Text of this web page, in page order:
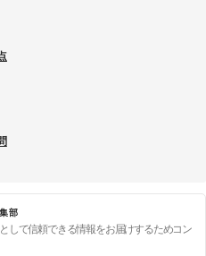
部
して信頼できる情報をお届けするためコン